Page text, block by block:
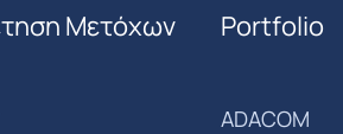
Μετόχων Portfolio
ADACOM